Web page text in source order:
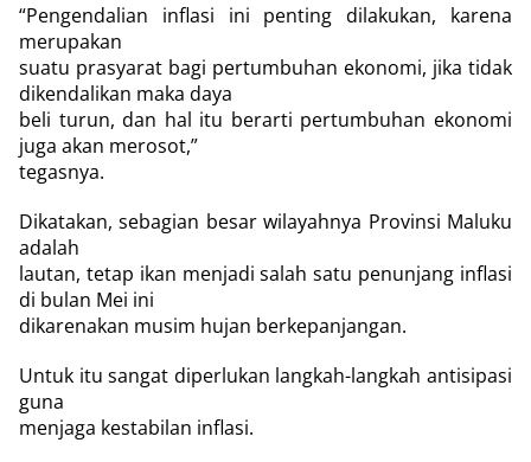
“Pengendalian inflasi ini penting dilakukan, karena
merupakan
suatu prasyarat bagi pertumbuhan ekonomi, jika tidak
dikendalikan maka daya
beli turun, dan hal itu berarti pertumbuhan ekonomi
juga akan merosot,”
tegasnya.
Dikatakan, sebagian besar wilayahnya Provinsi Maluku
adalah
lautan, tetap ikan menjadi salah satu penunjang inflasi
di bulan Mei ini
dikarenakan musim hujan berkepanjangan.
Untuk itu sangat diperlukan langkah-langkah antisipasi
guna
menjaga kestabilan inflasi.